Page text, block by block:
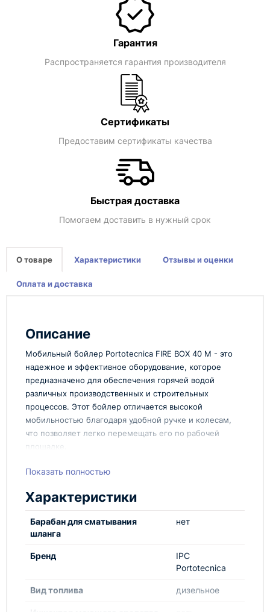
Гарантия
Распространяется гарантия производителя
Сертификаты
Предоставим сертификаты качества
Быстрая доставка
Помогаем доставить в нужный срок
О товаре Характеристики Отзывы и оценки
Оплата и доставка
Описание
Мобильный бойлер Portotecnica FIRE BOX 40 M - это
надежное и эффективное оборудование, которое
предназначено для обеспечения горячей водой
различных производственных и строительных
процессов. Этот бойлер отличается высокой
мобильностью благодаря удобной ручке и колесам,
что позволяет легко перемещать его по рабочей
площадке.
700 л/ч, мобильный бойлер Portotecnica FIRE BOX
необходимой температуры, обеспечивая
и простота в использовании делают его идеальным
выбором для различных отраслей
Преимущества:
Мощность: 40 кВт
Показать полностью
Характеристики
Барабан для сматывания
шланга
нет
Бренд
IPC
Portotecnica
Вид топлива дизельное